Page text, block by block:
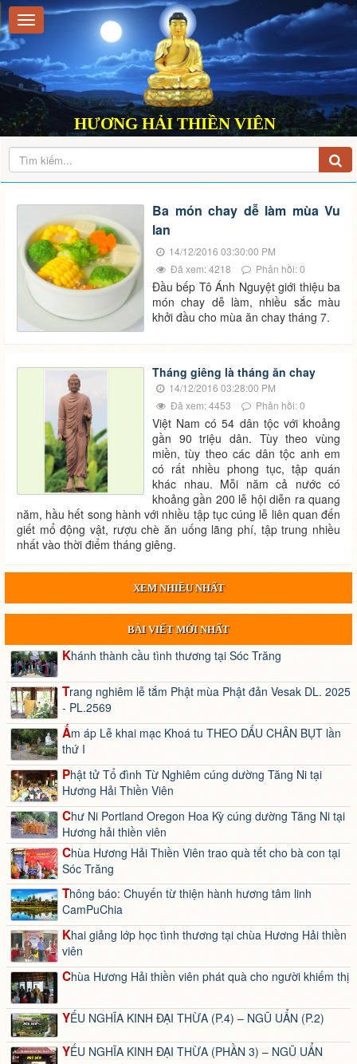
HƯƠNG HẢI THIỀN VIÊN
Ba món chay dễ làm mùa Vu
lan
14/12/2016 03:30:00 PM
Đã xem: 4218
Phản hồi: 0
Đầu bếp Tô Ánh Nguyệt giới thiệu ba
món chay dễ làm, nhiều sắc màu
khởi đầu cho mùa ăn chay tháng 7.
Tháng giêng là tháng ăn chay
14/12/2016 03:28:00 PM
Đã xem: 4453
Phản hồi: 0
Việt Nam có 54 dân tộc với khoảng
gần 90 triệu dân. Tùy theo vùng
miền, tùy theo các dân tộc anh em
có rất nhiều phong tục, tập quán
khác nhau. Mỗi năm cả nước có
khoảng gần 200 lễ hội diễn ra quang
năm, hầu hết song hành với nhiều tập tục cúng lễ liên quan đến
giết mổ động vật, rượu chè ăn uống lãng phí, tập trung nhiều
nhất vào thời điểm tháng giêng.
XEM NHIỀU NHẤT
BÀI VIẾT MỚI NHẤT
Khánh thành cầu tình thương tại Sóc Trăng
Trang nghiêm lễ tắm Phật mùa Phật đản Vesak DL. 2025
- PL.2569
Ấm áp Lễ khai mạc Khoá tu THEO DẤU CHÂN BỤT lần
thứ I
Phật tử Tổ đình Từ Nghiêm cúng dường Tăng Ni tại
Hương Hải Thiền Viên
Chư Ni Portland Oregon Hoa Kỳ cúng dường Tăng Ni tại
Hương hải thiền viên
Chùa Hương Hải Thiền Viên trao quà tết cho bà con tại
Sóc Trăng
Thông báo: Chuyến từ thiện hành hương tâm linh
CamPuChia
Khai giảng lớp học tình thương tại chùa Hương Hải thiền
viên
Chùa Hương Hải thiền viên phát quà cho người khiếm thị
YẾU NGHĨA KINH ĐẠI THỪA (P.4) – NGŨ UẨN (P.2)
YẾU NGHĨA KINH ĐẠI THỪA (PHẦN 3) – NGŨ UẨN